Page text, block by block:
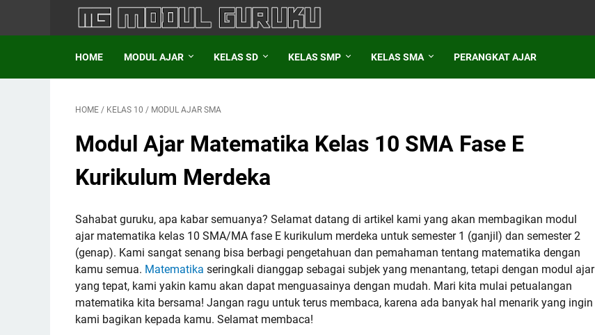
HOME MODUL AJAR KELAS SD KELAS SMP KELAS SMA PERANGKAT AJAR
HOME / KELAS 10 / MODUL AJAR SMA
Modul Ajar Matematika Kelas 10 SMA Fase E
Kurikulum Merdeka
Sahabat guruku, apa kabar semuanya? Selamat datang di artikel kami yang akan membagikan modul
ajar matematika kelas 10 SMA/MA fase E kurikulum merdeka untuk semester 1 (ganjil) dan semester 2
(genap). Kami sangat senang bisa berbagi pengetahuan dan pemahaman tentang matematika dengan
kamu semua. Matematika seringkali dianggap sebagai subjek yang menantang, tetapi dengan modul ajar
yang tepat, kami yakin kamu akan dapat menguasainya dengan mudah. Mari kita mulai petualangan
matematika kita bersama! Jangan ragu untuk terus membaca, karena ada banyak hal menarik yang ingin
kami bagikan kepada kamu. Selamat membaca!